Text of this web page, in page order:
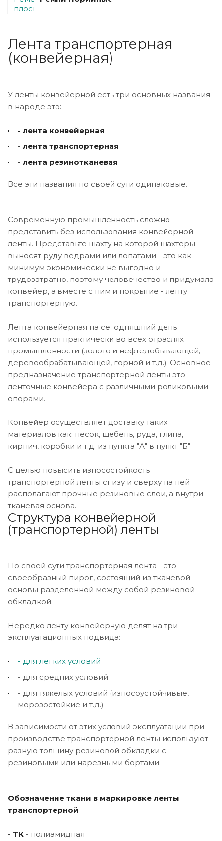
Лента транспортерная
(конвейерная)
У ленты конвейерной есть три основных названия
в народе это:
- лента конвейерная
- лента транспортерная
- лента резинотканевая
Все эти названия по своей сути одинаковые.
Современную промышленность сложно
представить без использования конвейерной
ленты. Представьте шахту на которой шахтеры
выносят руду ведрами или лопатами - это как
минимум экономически не выгодно и
трудозатратно, поэтому человечество и придумала
конвейер, а вместе с ним и покрытие - ленту
транспортерную.
Лента конвейерная на сегодняшний день
используется практически во всех отраслях
промышленности (золото и нефтедобывающей,
деревообрабатывающей, горной и т.д.). Основное
предназначение транспортерной ленты это
ленточные конвейера с различными роликовыми
опорами.
Конвейер осуществляет доставку таких
материалов как: песок, щебень, руда, глина,
кирпич, коробки и т.д. из пункта "А" в пункт "Б"
С целью повысить износостойкость
транспортерной ленты снизу и сверху на ней
располагают прочные резиновые слои, а внутри
тканевая основа.
Структура конвейерной
(транспортерной) ленты
По своей сути транспортерная лента - это
своеобразный пирог, состоящий из тканевой
основы разделенной между собой резиновой
обкладкой.
Нередко ленту конвейерную делят на три
эксплуатационных подвида:
- для легких условий
- для средних условий
- для тяжелых условий (износоустойчивые,
морозостойкие и т.д.)
В зависимости от этих условий эксплуатации при
производстве транспортерной ленты используют
разную толщину резиновой обкладки с
резиновыми или нарезными бортами.
Обозначение ткани в маркировке ленты
транспортерной
- ТК - полиамидная